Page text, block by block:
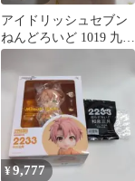
アイドリッシュセブン
ねんどろいど 1019 九条
天
¥9,777